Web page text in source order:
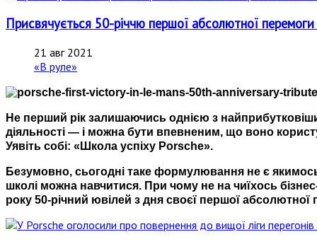
Присвячується 50-річчю першої абсолютної
21 авг 2021
«В руле»
Не перший рік залишаючись однією з
діяльності — і можна бути впевненим, що воно
Уявіть собі: «Школа успіху Porsche».
Безумовно, сьогодні таке формулювання не є
школі можна навчитися. При чому не на чиїхось
року 50-річний ювілей з дня своєї першої абсолютної